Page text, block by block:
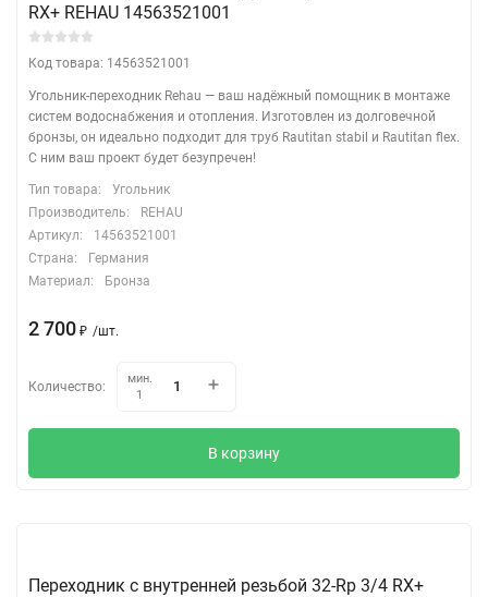
RX+ REHAU 14563521001
Код товара: 14563521001
Угольник-переходник Rehau — ваш надёжный помощник в монтаже
систем водоснабжения и отопления. Изготовлен из долговечной
бронзы, он идеально подходит для труб Rautitan stabil и Rautitan flex.
С ним ваш проект будет безупречен!
Тип товара:
Угольник
Производитель:
REHAU
Артикул:
14563521001
Страна:
Германия
Материал:
Бронза
2 700 ₽ /шт.
Количество:
мин.
1
В корзину
Переходник с внутренней резьбой 32-Rp 3/4 RX+